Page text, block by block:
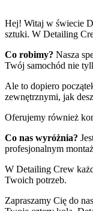
Hej! Witaj w świecie
sztuki. W Detailing
Co robimy? Nasza
Twój samochód nie
Ale to dopiero
zewnętrznymi, jak
Oferujemy również
Co nas wyróżnia?
profesjonalnym
W Detailing Crew
Twoich potrzeb.
Zapraszamy Cię do